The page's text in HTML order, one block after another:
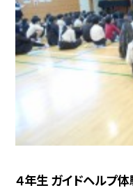
４年生 ガイドヘルプ